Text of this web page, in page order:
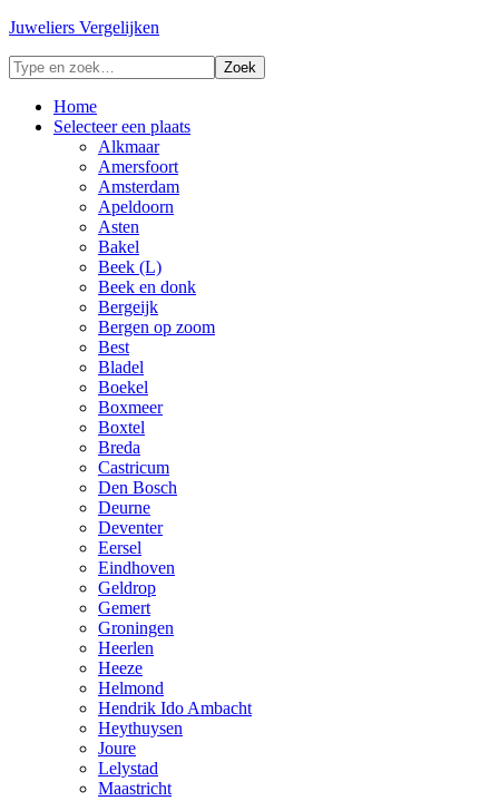
Juweliers Vergelijken
Home
Selecteer een plaats
Alkmaar
Amersfoort
Amsterdam
Apeldoorn
Asten
Bakel
Beek (L)
Beek en donk
Bergeijk
Bergen op zoom
Best
Bladel
Boekel
Boxmeer
Boxtel
Breda
Castricum
Den Bosch
Deurne
Deventer
Eersel
Eindhoven
Geldrop
Gemert
Groningen
Heerlen
Heeze
Helmond
Hendrik Ido Ambacht
Heythuysen
Joure
Lelystad
Maastricht